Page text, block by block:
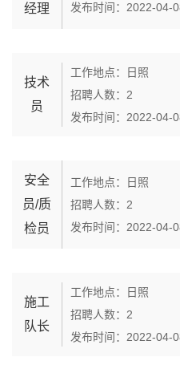
经理
发布时间：2022-04-
技术
员
工作地点：日照
招聘人数：2
发布时间：2022-04-
安全
员/质
检员
工作地点：日照
招聘人数：2
发布时间：2022-04-
施工
队长
工作地点：日照
招聘人数：2
发布时间：2022-04-